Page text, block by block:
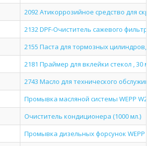
2092 Атикоррозийное средство для
2132 DPF-Очиститель сажевого фильтра
2155 Паста для тормозных цилиндров,
2181 Праймер для вклейки стекол , 30 мл
2743 Масло для технического
Промывка масляной системы WEPP
Очиститель кондиционера (1000 мл.)
Промывка дизельных форсунок WEPP